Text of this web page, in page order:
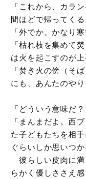
「これから、カラ
間ほどで帰ってくる
「外でか。かなり寒
「枯れ枝を集めて
は火を起こすのが
「焚き火の傍（そ
にも、あんたのやり
「どういう意味だ？
「まんまだよ。西
た子どもたちを相
ぐらいしか思いつ
彼らしい皮肉に
らかく優しささえ